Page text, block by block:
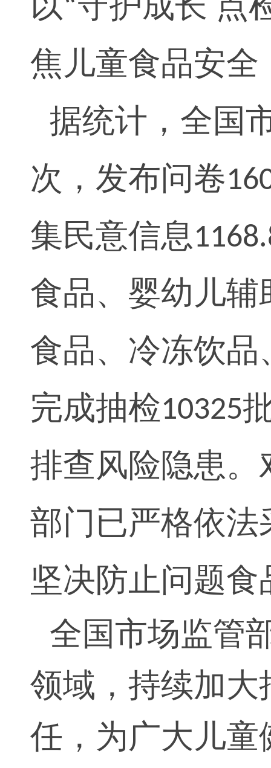
“
焦儿童食品安
据统计，全国
次，发布问卷
集民意信息
食品、婴幼儿
食品、冷冻饮
完成抽检10325
排查风险隐患
部门已严格依
坚决防止问题
全国市场监管
领域，持续加
任，为广大儿